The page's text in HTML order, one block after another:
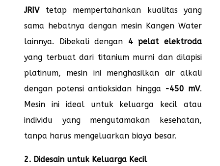
JRIVtetap mempertahankan kualitas yang
sama hebatnya dengan mesin Kangen Water
lainnya. Dibekali dengan 4 pelat elektroda
yang terbuat dari titanium murni dan dilapisi
platinum, mesin ini menghasilkan air alkali
dengan potensi antioksidan hingga -450 mV.
Mesin ini ideal untuk keluarga kecil atau
individu yang mengutamakan kesehatan,
tanpa harus mengeluarkan biaya besar.
2. Didesain untuk Keluarga Kecil